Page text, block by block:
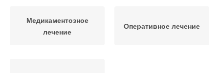
Медикаментозное
лечение
Оперативное лечение